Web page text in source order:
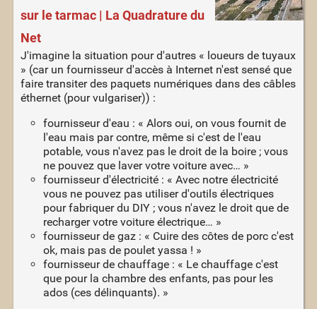
sur le tarmac | La Quadrature du
Net
J'imagine la situation pour d'autres « loueurs de tuyaux
» (car un fournisseur d'accès à Internet n'est sensé que
faire transiter des paquets numériques dans des câbles
éthernet (pour vulgariser)) :
fournisseur d'eau : « Alors oui, on vous fournit de
l'eau mais par contre, même si c'est de l'eau
potable, vous n'avez pas le droit de la boire ; vous
ne pouvez que laver votre voiture avec… »
fournisseur d'électricité : « Avec notre électricité
vous ne pouvez pas utiliser d'outils électriques
pour fabriquer du DIY ; vous n'avez le droit que de
recharger votre voiture électrique… »
fournisseur de gaz : « Cuire des côtes de porc c'est
ok, mais pas de poulet yassa ! »
fournisseur de chauffage : « Le chauffage c'est
que pour la chambre des enfants, pas pour les
ados (ces délinquants). »